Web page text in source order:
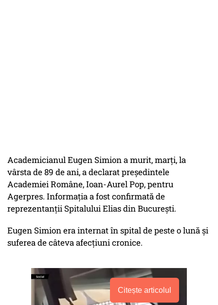
Academicianul Eugen Simion a murit, marţi, la
vârsta de 89 de ani, a declarat preşedintele
Academiei Române, Ioan-Aurel Pop, pentru
Agerpres. Informația a fost confirmată de
reprezentanții Spitalului Elias din București.
Eugen Simion era internat în spital de peste o lună și
suferea de câteva afecțiuni cronice.
Citește articolul